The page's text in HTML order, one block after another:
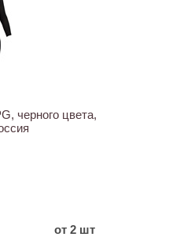
черного цвета,
от 2 шт